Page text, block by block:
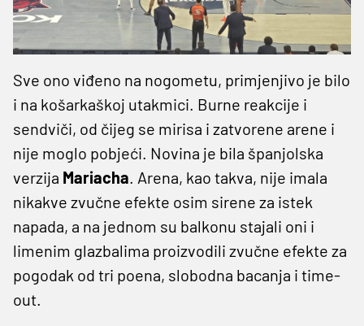
Sve ono viđeno na nogometu, primjenjivo je bilo
i na košarkaškoj utakmici. Burne reakcije i
sendviči, od čijeg se mirisa i zatvorene arene i
nije moglo pobjeći. Novina je bila španjolska
verzija Mariacha. Arena, kao takva, nije imala
nikakve zvučne efekte osim sirene za istek
napada, a na jednom su balkonu stajali oni i
limenim glazbalima proizvodili zvučne efekte za
pogodak od tri poena, slobodna bacanja i time-
out.